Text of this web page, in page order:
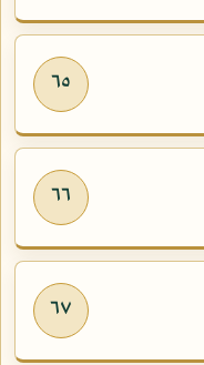
٦٥
٦٦
٦٧